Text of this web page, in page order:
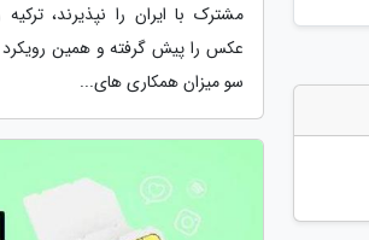
مشترک با ایران را نپذیرند،
عکس را پیش گرفته و همین
سو میزان همکاری های...